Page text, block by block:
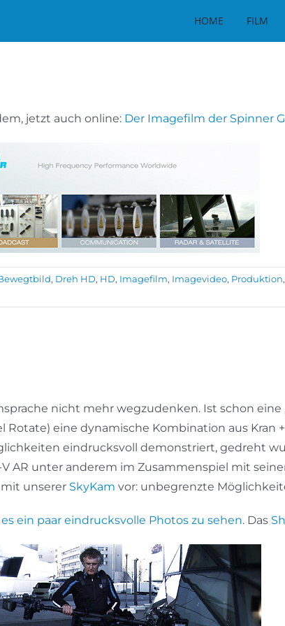
HOME FILM
jetzt auch online: Der Imagefilm der Spinner
, Dreh HD, HD, Imagefilm, Imagevideo, Produktion,
nicht mehr wegzudenken. Ist schon eine
eine dynamische Kombination aus Kran
eindrucksvoll demonstriert, gedreht
AR unter anderem im Zusammenspiel mit
mit unserer SkyKam vor: unbegrenzte
ein paar eindrucksvolle Photos zu sehen. Das